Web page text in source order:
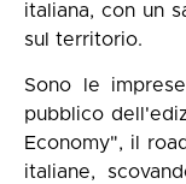
italiana, con un
sul territorio.
Sono le
pubblico
Economy", il
italiane,